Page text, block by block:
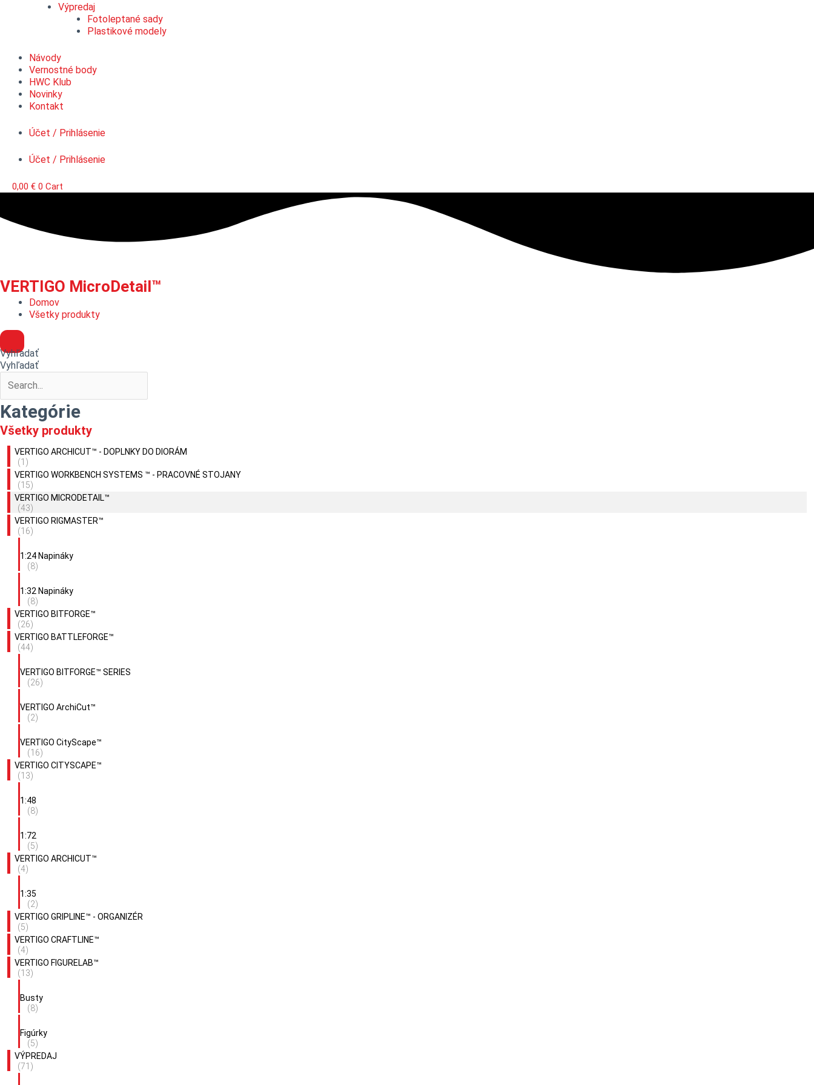
Výpredaj
Fotoleptané sady
Plastikové modely
Návody
Vernostné body
HWC Klub
Novinky
Kontakt
Účet / Prihlásenie
Účet / Prihlásenie
0,00 € 0 Cart
VERTIGO MicroDetail™
Domov
Všetky produkty
Vyhľadať
Vyhľadať
Kategórie
Všetky produkty
VERTIGO ARCHICUT™ - DOPLNKY DO DIORÁM
(1)
VERTIGO WORKBENCH SYSTEMS ™ - PRACOVNÉ STOJANY
(15)
VERTIGO MICRODETAIL™
(43)
VERTIGO RIGMASTER™
(16)
1:24 Napináky
(8)
1:32 Napináky
(8)
VERTIGO BITFORGE™
(26)
VERTIGO BATTLEFORGE™
(44)
VERTIGO BITFORGE™ SERIES
(26)
VERTIGO ArchiCut™
(2)
VERTIGO CityScape™
(16)
VERTIGO CITYSCAPE™
(13)
1:48
(8)
1:72
(5)
VERTIGO ARCHICUT™
(4)
1:35
(2)
VERTIGO GRIPLINE™ - ORGANIZÉR
(5)
VERTIGO CRAFTLINE™
(4)
VERTIGO FIGURELAB™
(13)
Busty
(8)
Figúrky
(5)
VÝPREDAJ
(71)